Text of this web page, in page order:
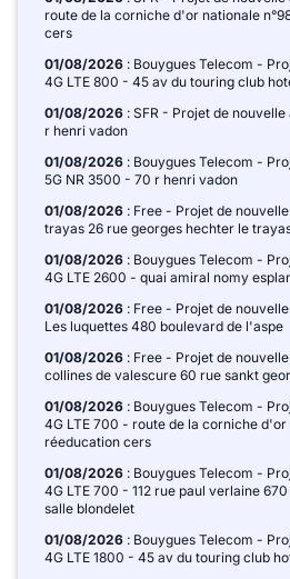
route de la corniche d'or nationale
cers
01/08/2026 : Bouygues Telecom -
4G LTE 800 - 45 av du touring club
01/08/2026 : SFR - Projet de
r henri vadon
01/08/2026 : Bouygues Telecom -
5G NR 3500 - 70 r henri vadon
01/08/2026 : Free - Projet de
trayas 26 rue georges hechter le
01/08/2026 : Bouygues Telecom -
4G LTE 2600 - quai amiral nomy
01/08/2026 : Free - Projet de
Les luquettes 480 boulevard de l'aspe
01/08/2026 : Free - Projet de
collines de valescure 60 rue sankt
01/08/2026 : Bouygues Telecom -
4G LTE 700 - route de la corniche
réeducation cers
01/08/2026 : Bouygues Telecom -
4G LTE 700 - 112 rue paul verlaine
salle blondelet
01/08/2026 : Bouygues Telecom -
4G LTE 1800 - 45 av du touring club